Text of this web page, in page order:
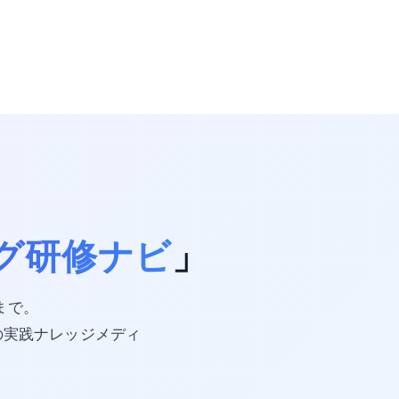
研修ナビ 」
。
践ナレッジメディ